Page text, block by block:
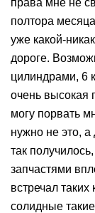
полтора
уже какой-
дороге.
цилиндрами, 6
очень высокая
могу порвать
нужно не это, а
так
запчастями
встречал
солидные